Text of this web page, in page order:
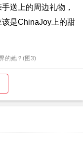
送上的周边礼物，
是ChinaJoy上的甜
引擎的国产MMO